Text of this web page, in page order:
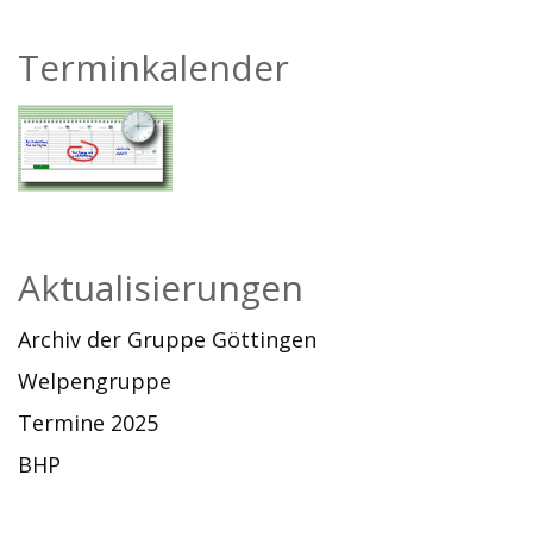
Terminkalender
Aktualisierungen
Archiv der Gruppe Göttingen
Welpengruppe
Termine 2025
BHP